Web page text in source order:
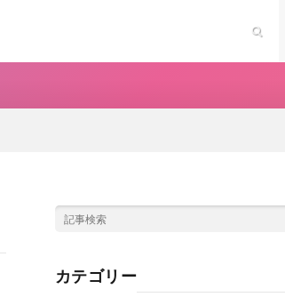
カテゴリー